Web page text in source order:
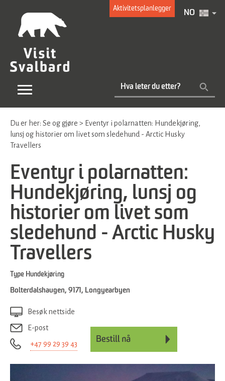
Aktivitetsplanlegger
NO
Du er her: Se og gjøre > Eventyr i polarnatten: Hundekjøring,
lunsj og historier om livet som sledehund - Arctic Husky
Travellers
Eventyr i polarnatten:
Hundekjøring, lunsj og
historier om livet som
sledehund - Arctic Husky
Travellers
Type Hundekjøring
Bolterdalshaugen, 9171 , Longyearbyen
Besøk nettside
E-post
+47 99 29 39 43